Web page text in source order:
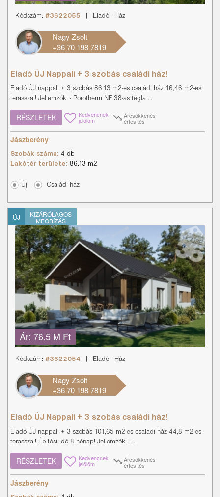
Kódszám: #3622055 Eladó - Ház
Nagy Zsolt
+36 70 198 7819
Eladó ÚJ Nappali + 3 szobás családi ház!
Eladó ÚJ nappali + 3 szobás 86,13 m2-es családi ház 16,46 m2-es
terasszal! Jellemzők: - Porotherm NF 38-as tégla ...
RÉSZLETEK Kedvencnek
jelölöm
Árcsökkenés
értesítés
Jászberény
Szobák száma: 4 db
Lakótér területe: 86.13 m2
Új Családi ház
ÚJ
KIZÁRÓLAGOS
MEGBÍZÁS
Ár: 76.5 M Ft
Kódszám: #3622054 Eladó - Ház
Nagy Zsolt
+36 70 198 7819
Eladó ÚJ Nappali + 3 szobás családi ház!
Eladó ÚJ nappali + 3 szobás 101,65 m2-es családi ház 44,8 m2-es
terasszal! Építési idő 8 hónap! Jellemzők: - ...
RÉSZLETEK Kedvencnek
jelölöm
Árcsökkenés
értesítés
Jászberény